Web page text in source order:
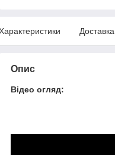
Доставка
Опис
Відео огляд: